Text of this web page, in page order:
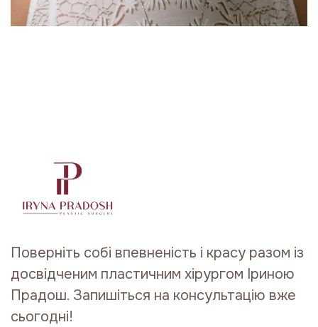
Поверніть собі впевненість і красу разом із
досвідченим пластичним хірургом Іриною
Прадош. Запишіться на консультацію вже
сьогодні!